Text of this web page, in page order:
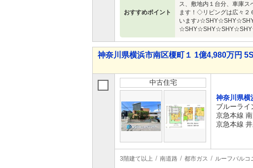
おすすめポイント
ス、敷地内１台分、車庫
ます！◇リビングは広々２
います
神奈川県横浜市南区榎町１ 1億4,980万円
中古住宅
神奈川県横
ブルーライ
京急本線
京急本線
3階建て以上 南道路 都市ガス ルーフバルコ